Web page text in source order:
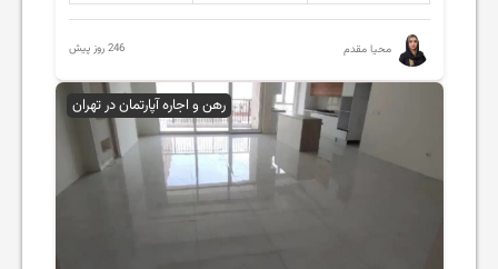
محیا مقدم 246 روز پیش
رهن و اجاره آپارتمان در تهران